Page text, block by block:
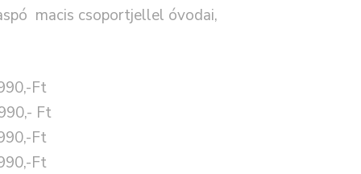
macis csoportjellel óvodai,
Ft
Ft
Ft
Ft